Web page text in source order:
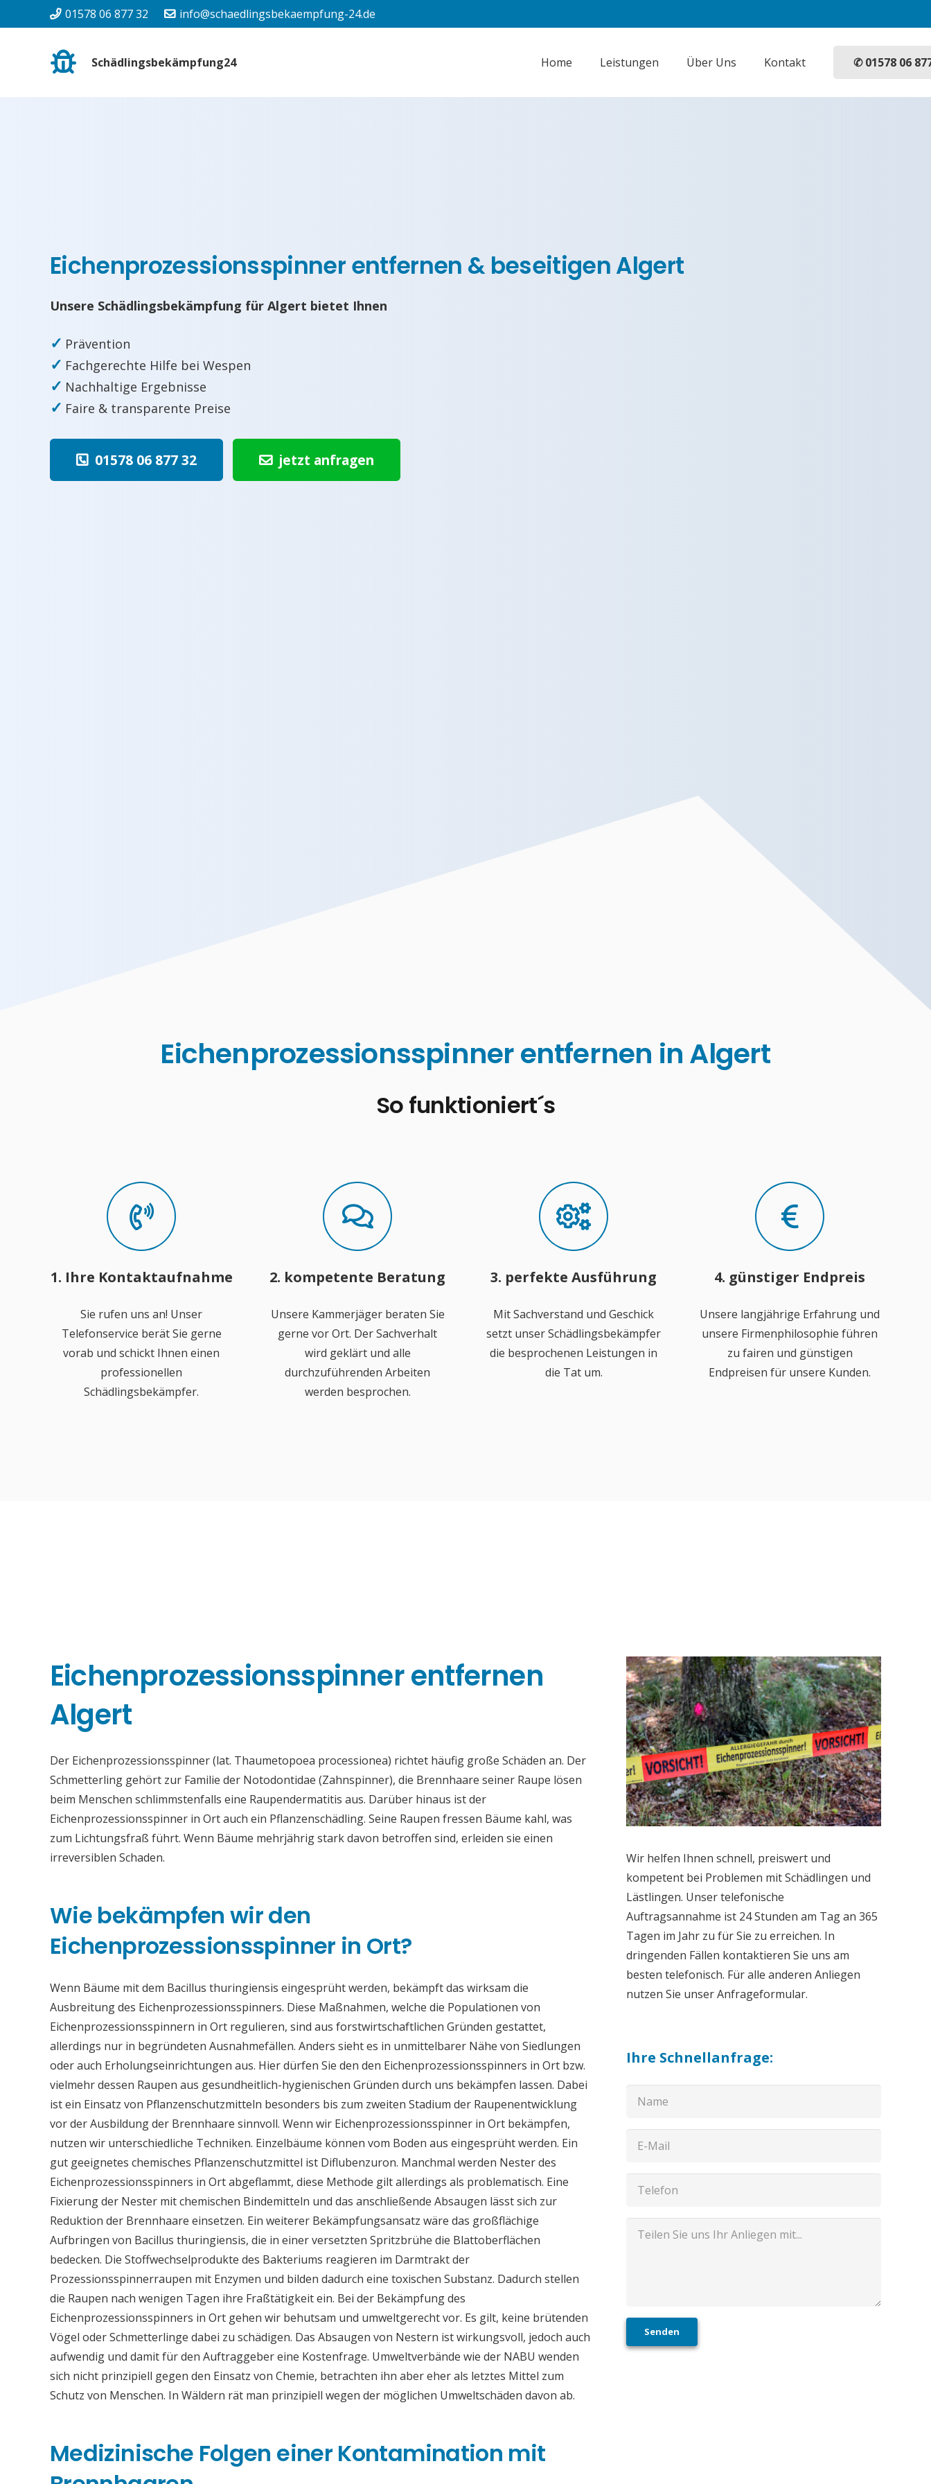
01578 06 877 32 info@schaedlingsbekaempfung-24.de
Schädlingsbekämpfung24 Home Leistungen Über Uns Kontakt ✆ 01578 06
Eichenprozessionsspinner entfernen & beseitigen Algert
Unsere Schädlingsbekämpfung für Algert bietet Ihnen
✓ Prävention
✓ Fachgerechte Hilfe bei Wespen
✓ Nachhaltige Ergebnisse
✓ Faire & transparente Preise
01578 06 877 32 jetzt anfragen
Eichenprozessionsspinner entfernen in Algert
So funktioniert´s
1. Ihre Kontaktaufnahme
Sie rufen uns an! Unser
Telefonservice berät Sie gerne
vorab und schickt Ihnen einen
professionellen
Schädlingsbekämpfer.
2. kompetente Beratung
Unsere Kammerjäger beraten Sie
gerne vor Ort. Der Sachverhalt
wird geklärt und alle
durchzuführenden Arbeiten
werden besprochen.
3. perfekte Ausführung
Mit Sachverstand und Geschick
setzt unser Schädlingsbekämpfer
die besprochenen Leistungen in
die Tat um.
4. günstiger Endpreis
Unsere langjährige Erfahrung und
unsere Firmenphilosophie führen
zu fairen und günstigen
Endpreisen für unsere Kunden.
Eichenprozessionsspinner entfernen
Algert
Der Eichenprozessionsspinner (lat. Thaumetopoea processionea) richtet häufig große Schäden an. Der
Schmetterling gehört zur Familie der Notodontidae (Zahnspinner), die Brennhaare seiner Raupe lösen
beim Menschen schlimmstenfalls eine Raupendermatitis aus. Darüber hinaus ist der
Eichenprozessionsspinner in Ort auch ein Pflanzenschädling. Seine Raupen fressen Bäume kahl, was
zum Lichtungsfraß führt. Wenn Bäume mehrjährig stark davon betroffen sind, erleiden sie einen
irreversiblen Schaden.
Wie bekämpfen wir den
Eichenprozessionsspinner in Ort?
Wenn Bäume mit dem Bacillus thuringiensis eingesprüht werden, bekämpft das wirksam die
Ausbreitung des Eichenprozessionsspinners. Diese Maßnahmen, welche die Populationen von
Eichenprozessionsspinnern in Ort regulieren, sind aus forstwirtschaftlichen Gründen gestattet,
allerdings nur in begründeten Ausnahmefällen. Anders sieht es in unmittelbarer Nähe von Siedlungen
oder auch Erholungseinrichtungen aus. Hier dürfen Sie den den Eichenprozessionsspinners in Ort bzw.
vielmehr dessen Raupen aus gesundheitlich-hygienischen Gründen durch uns bekämpfen lassen. Dabei
ist ein Einsatz von Pflanzenschutzmitteln besonders bis zum zweiten Stadium der Raupenentwicklung
vor der Ausbildung der Brennhaare sinnvoll. Wenn wir Eichenprozessionsspinner in Ort bekämpfen,
nutzen wir unterschiedliche Techniken. Einzelbäume können vom Boden aus eingesprüht werden. Ein
gut geeignetes chemisches Pflanzenschutzmittel ist Diflubenzuron. Manchmal werden Nester des
Eichenprozessionsspinners in Ort abgeflammt, diese Methode gilt allerdings als problematisch. Eine
Fixierung der Nester mit chemischen Bindemitteln und das anschließende Absaugen lässt sich zur
Reduktion der Brennhaare einsetzen. Ein weiterer Bekämpfungsansatz wäre das großflächige
Aufbringen von Bacillus thuringiensis, die in einer versetzten Spritzbrühe die Blattoberflächen
bedecken. Die Stoffwechselprodukte des Bakteriums reagieren im Darmtrakt der
Prozessionsspinnerraupen mit Enzymen und bilden dadurch eine toxischen Substanz. Dadurch stellen
die Raupen nach wenigen Tagen ihre Fraßtätigkeit ein. Bei der Bekämpfung des
Eichenprozessionsspinners in Ort gehen wir behutsam und umweltgerecht vor. Es gilt, keine brütenden
Vögel oder Schmetterlinge dabei zu schädigen. Das Absaugen von Nestern ist wirkungsvoll, jedoch auch
aufwendig und damit für den Auftraggeber eine Kostenfrage. Umweltverbände wie der NABU wenden
sich nicht prinzipiell gegen den Einsatz von Chemie, betrachten ihn aber eher als letztes Mittel zum
Schutz von Menschen. In Wäldern rät man prinzipiell wegen der möglichen Umweltschäden davon ab.
Medizinische Folgen einer Kontamination mit
Wir helfen Ihnen schnell, preiswert und
kompetent bei Problemen mit Schädlingen und
Lästlingen. Unser telefonische
Auftragsannahme ist 24 Stunden am Tag an 365
Tagen im Jahr zu für Sie zu erreichen. In
dringenden Fällen kontaktieren Sie uns am
besten telefonisch. Für alle anderen Anliegen
nutzen Sie unser Anfrageformular.
Ihre Schnellanfrage:
Senden